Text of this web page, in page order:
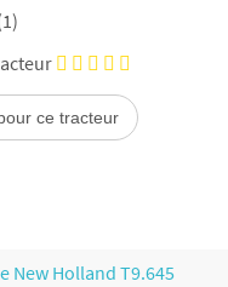
New Holland T9.645